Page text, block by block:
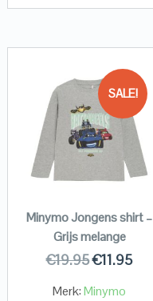
SALE!
Minymo Jongens shirt –
Grijs melange
€19.95€11.95
Merk:Minymo